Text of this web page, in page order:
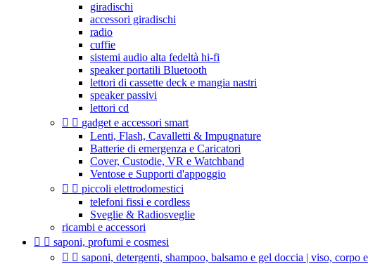
giradischi
accessori giradischi
radio
cuffie
sistemi audio alta fedeltà hi-fi
speaker portatili Bluetooth
lettori di cassette deck e mangia nastri
speaker passivi
lettori cd
  gadget e accessori smart
Lenti, Flash, Cavalletti & Impugnature
Batterie di emergenza e Caricatori
Cover, Custodie, VR e Watchband
Ventose e Supporti d'appoggio
  piccoli elettrodomestici
telefoni fissi e cordless
Sveglie & Radiosveglie
ricambi e accessori
  saponi, profumi e cosmesi
  saponi, detergenti, shampoo, balsamo e gel doccia | viso, corpo